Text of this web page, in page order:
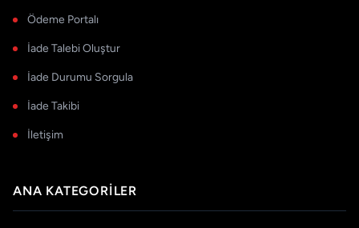
Ödeme Portalı
İade Talebi Oluştur
İade Durumu Sorgula
İade Takibi
İletişim
ANA KATEGORILER